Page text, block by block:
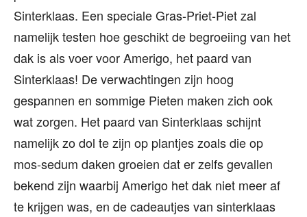
Sinterklaas. Een speciale Gras-Priet-Piet zal
namelijk testen hoe geschikt de begroeiing van het
dak is als voer voor Amerigo, het paard van
Sinterklaas! De verwachtingen zijn hoog
gespannen en sommige Pieten maken zich ook
wat zorgen. Het paard van Sinterklaas schijnt
namelijk zo dol te zijn op plantjes zoals die op
mos-sedum daken groeien dat er zelfs gevallen
bekend zijn waarbij Amerigo het dak niet meer af
te krijgen was, en de cadeautjes van sinterklaas